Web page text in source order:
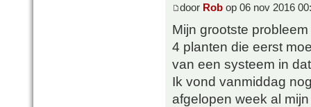
door Rob op 06 nov 2016
Mijn grootste
4 planten die eerst
van een systeem in
Ik vond vanmiddag
afgelopen week al